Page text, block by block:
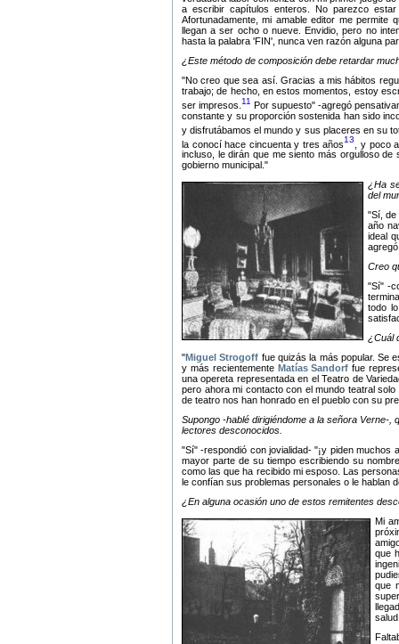
a escribir capítulos enteros. No parezco
Afortunadamente, mi amable editor me
llegan a ser ocho o nueve. Envidio, pero no
hasta la palabra 'FIN', nunca ven razón alguna
¿Este método de composición debe retardar
No creo que sea así. Gracias a mis hábitos
trabajo; de hecho, en estos momentos, estoy
ser impresos.11 Por supuesto -agregó
constante y su proporción sostenida han sido
y disfrutábamos el mundo y sus placeres en su
la conocí hace cincuenta y tres años13
, y poco
incluso, le dirán que me siento más orgulloso
gobierno municipal.
¿Ha
del
Sí, de
año
ideal
Creo
Sí
-
todo
¿Cuál
Miguel Strogoff fue quizás la más popular. Se
y más recientemente Matías Sandorf fue
una opereta representada en el Teatro de
pero ahora mi contacto con el mundo teatral
de teatro nos han honrado en el pueblo con su
Supongo -hablé dirigiéndome a la señora Verne-
lectores desconocidos.
Sí
-respondió con jovialidad- ¡y piden muchos
mayor parte de su tiempo escribiendo su
como las que ha recibido mi esposo. Las
le confían sus problemas personales o le hablan
¿En alguna ocasión uno de estos remitentes
Mi
que
que